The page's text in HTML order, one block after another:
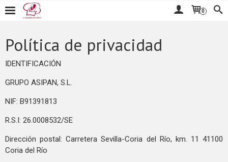
0
Política de privacidad
IDENTIFICACIÓN
GRUPO ASIPAN, S.L.
NIF: B91391813
R.S.I: 26.0008532/SE
Dirección postal: Carretera Sevilla-Coria del Río, km. 11 41100
Coria del Río